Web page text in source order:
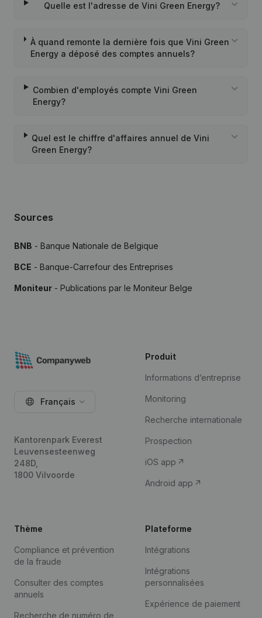
Quelle est l'adresse de Vini Green Energy?
À quand remonte la dernière fois que Vini Green
Energy a déposé des comptes annuels?
Combien d'employés compte Vini Green
Energy?
Quel est le chiffre d'affaires annuel de Vini
Green Energy?
Sources
BNB - Banque Nationale de Belgique
BCE - Banque-Carrefour des Entreprises
Moniteur - Publications par le Moniteur Belge
Français
Kantorenpark Everest
Leuvensesteenweg
248D,
1800 Vilvoorde
Produit
Informations d’entreprise
Monitoring
Recherche internationale
Prospection
iOS app
Android app
Thème
Compliance et prévention
de la fraude
Consulter des comptes
annuels
Recherche de numéro de
Plateforme
Intégrations
Intégrations
personnalisées
Expérience de paiement